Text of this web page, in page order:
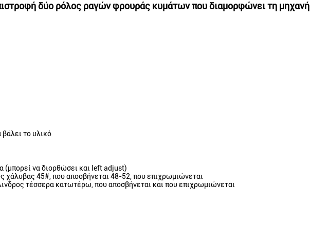
δύο ρόλος ραγών φρουράς κυμάτων που διαμορφώνει τη μηχανή
βάλει το υλικό
(μπορεί να διορθώσει και left adjust)
χάλυβας 45#, που αποσβήνεται 48-52, που επιχρωμιώνεται
τέσσερα κατωτέρω, που αποσβήνεται και που επιχρωμιώνεται